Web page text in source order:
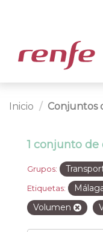
Inicio Conjuntos
1 conjunto
Grupos:
Etiquetas:
Volumen